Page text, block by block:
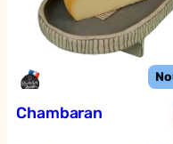
Chambaran